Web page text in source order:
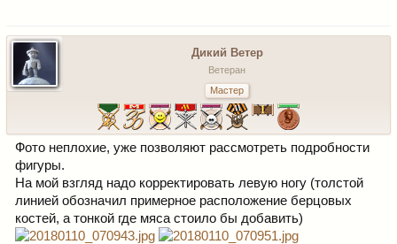
Дикий Ветер
Ветеран
Мастер
Фото неплохие, уже позволяют рассмотреть подробности
фигуры.
На мой взгляд надо корректировать левую ногу (толстой
линией обозначил примерное расположение берцовых
костей, а тонкой где мяса стоило бы добавить)